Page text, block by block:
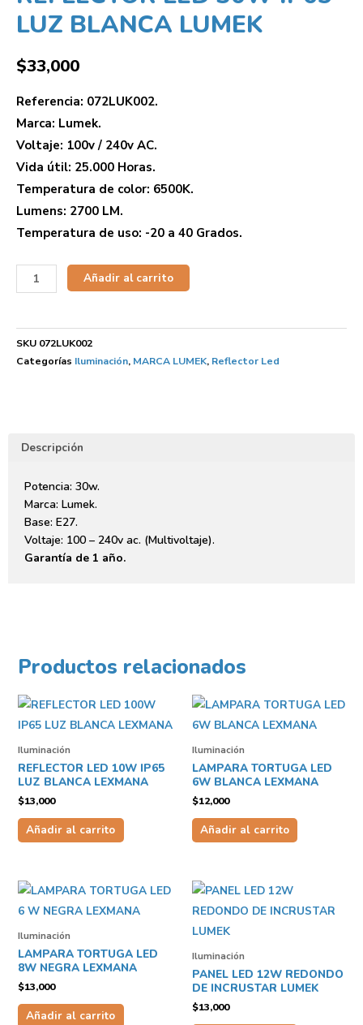
LUZ BLANCA LUMEK
$33,000
Referencia: 072LUK002.
Marca: Lumek.
Voltaje: 100v / 240v AC.
Vida útil: 25.000 Horas.
Temperatura de color: 6500K.
Lumens: 2700 LM.
Temperatura de uso: -20 a 40 Grados.
Añadir al carrito
SKU 072LUK002
Categorías Iluminación, MARCA LUMEK, Reflector Led
Descripción
Potencia: 30w.
Marca: Lumek.
Base: E27.
Voltaje: 100 – 240v ac. (Multivoltaje).
Garantía de 1 año.
Productos relacionados
Iluminación
REFLECTOR LED 10W IP65
LUZ BLANCA LEXMANA
$13,000
Añadir al carrito
Iluminación
LAMPARA TORTUGA LED
6W BLANCA LEXMANA
$12,000
Añadir al carrito
Iluminación
LAMPARA TORTUGA LED
8W NEGRA LEXMANA
$13,000
Añadir al carrito
Iluminación
PANEL LED 12W REDONDO
DE INCRUSTAR LUMEK
$13,000